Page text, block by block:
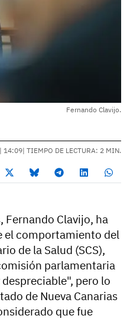
Fernando Clavijo.
14:09| TIEMPO DE LECTURA: 2 MIN.
Fernando Clavijo, ha
el comportamiento del
de la Salud (SCS),
parlamentaria
pero lo
de Nueva Canarias
que fue